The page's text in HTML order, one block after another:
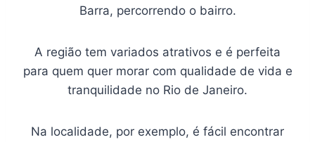
Barra, percorrendo o bairro.
A região tem variados atrativos e é perfeita
para quem quer morar com qualidade de vida e
tranquilidade no Rio de Janeiro.
Na localidade, por exemplo, é fácil encontrar